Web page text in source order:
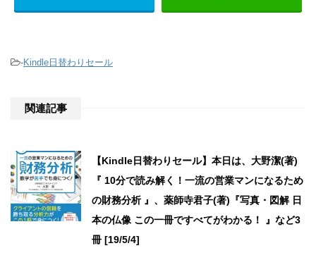
-Kindle日替わりセール
関連記事
【Kindle日替わりセール】本日は、大野潔(著)
『 10分で読み解く！一流の営業マンになるため
の財務分析 』、薬師寺君子(著)『写真・図解 日
本の仏像 この一冊ですべてがわかる！ 』など3
冊 [19/5/4]